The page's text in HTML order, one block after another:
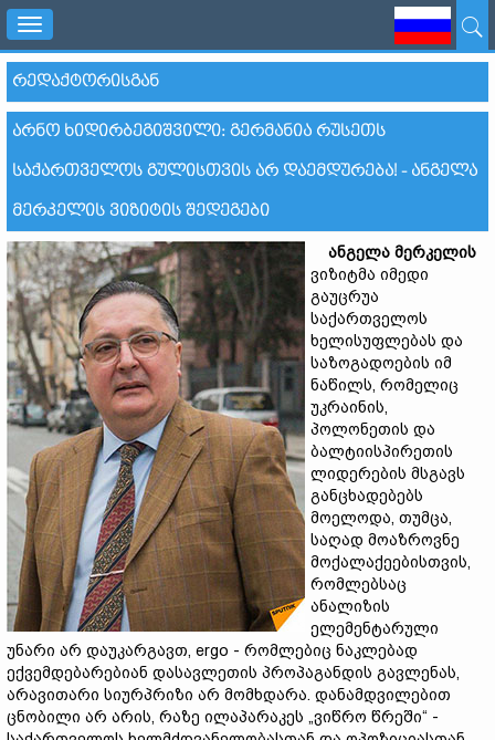
Toggle
navigation
ᲠᲔᲓᲐᲥᲢᲝᲠᲘᲡᲒᲐᲜ
ᲐᲠᲜᲝ ᲮᲘᲓᲘᲠᲑᲔᲒᲘᲨᲕᲘᲚᲘ: ᲒᲔᲠᲛᲐᲜᲘᲐ ᲠᲣᲡᲔᲗᲡ
ᲡᲐᲥᲐᲠᲗᲕᲔᲚᲝᲡ ᲒᲣᲚᲘᲡᲗᲕᲘᲡ ᲐᲠ ᲓᲐᲔᲛᲓᲣᲠᲔᲑᲐ! - ᲐᲜᲒᲔᲚᲐ
ᲛᲔᲠᲙᲔᲚᲘᲡ ᲕᲘᲖᲘᲢᲘᲡ ᲨᲔᲓᲔᲒᲔᲑᲘ
ანგელა მერკელის
ვიზიტმა იმედი
გაუცრუა
საქართველოს
ხელისუფლებას და
საზოგადოების იმ
ნაწილს, რომელიც
უკრაინის,
პოლონეთის და
ბალტიისპირეთის
ლიდერების მსგავს
განცხადებებს
მოელოდა, თუმცა,
საღად მოაზროვნე
მოქალაქეებისთვის,
რომლებსაც
ანალიზის
ელემენტარული
უნარი არ დაუკარგავთ, ergo - რომლებიც ნაკლებად
ექვემდებარებიან დასავლეთის პროპაგანდის გავლენას,
არავითარი სიურპრიზი არ მომხდარა. დანამდვილებით
ცნობილი არ არის, რაზე ილაპარაკეს „ვიწრო წრეში“ -